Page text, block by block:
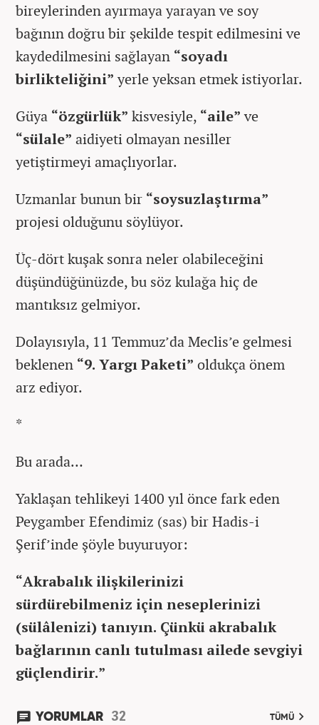
bireylerinden ayırmaya yarayan ve soy
bağının doğru bir şekilde tespit edilmesini ve
kaydedilmesini sağlayan “soyadı
birlikteliğini”yerle yeksan etmek istiyorlar.
Güya “özgürlük” kisvesiyle, “aile”ve
“sülale” aidiyeti olmayan nesiller
yetiştirmeyi amaçlıyorlar.
Uzmanlar bunun bir “soysuzlaştırma”
projesi olduğunu söylüyor.
Üç-dört kuşak sonra neler olabileceğini
düşündüğünüzde, bu söz kulağa hiç de
mantıksız gelmiyor.
Dolayısıyla, 11 Temmuz’da Meclis’e gelmesi
beklenen “9. Yargı Paketi” oldukça önem
arz ediyor.
*
Bu arada…
Yaklaşan tehlikeyi 1400 yıl önce fark eden
Peygamber Efendimiz (sas) bir Hadis-i
Şerif’inde şöyle buyuruyor:
“Akrabalık ilişkilerinizi
sürdürebilmeniz için neseplerinizi
(sülâlenizi) tanıyın. Çünkü akrabalık
bağlarının canlı tutulması ailede sevgiyi
güçlendirir.”
YORUMLAR 32 TÜMÜ